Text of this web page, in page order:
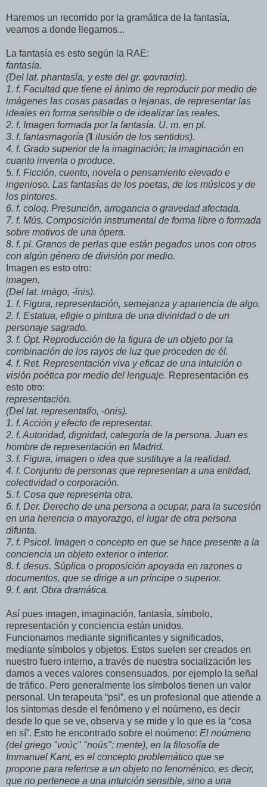
Haremos un recorrido por la gramática de la fantasía,
veamos a donde llegamos...
La fantasía es esto según la RAE:
fantasía.
(Del lat. phantasĭa, y este del gr. φαντασία).
1. f. Facultad que tiene el ánimo de reproducir por medio de
imágenes las cosas pasadas o lejanas, de representar las
ideales en forma sensible o de idealizar las reales.
2. f. Imagen formada por la fantasía. U. m. en pl.
3. f. fantasmagoría (‖ ilusión de los sentidos).
4. f. Grado superior de la imaginación; la imaginación en
cuanto inventa o produce.
5. f. Ficción, cuento, novela o pensamiento elevado e
ingenioso. Las fantasías de los poetas, de los músicos y de
los pintores.
6. f. coloq. Presunción, arrogancia o gravedad afectada.
7. f. Mús. Composición instrumental de forma libre o formada
sobre motivos de una ópera.
8. f. pl. Granos de perlas que están pegados unos con otros
con algún género de división por medio.
Imagen es esto otro:
imagen.
(Del lat. imāgo, -ĭnis).
1. f. Figura, representación, semejanza y apariencia de algo.
2. f. Estatua, efigie o pintura de una divinidad o de un
personaje sagrado.
3. f. Ópt. Reproducción de la figura de un objeto por la
combinación de los rayos de luz que proceden de él.
4. f. Ret. Representación viva y eficaz de una intuición o
visión poética por medio del lenguaje. Representación es
esto otro:
representación.
(Del lat. representatĭo, -ōnis).
1. f. Acción y efecto de representar.
2. f. Autoridad, dignidad, categoría de la persona. Juan es
hombre de representación en Madrid.
3. f. Figura, imagen o idea que sustituye a la realidad.
4. f. Conjunto de personas que representan a una entidad,
colectividad o corporación.
5. f. Cosa que representa otra.
6. f. Der. Derecho de una persona a ocupar, para la sucesión
en una herencia o mayorazgo, el lugar de otra persona
difunta.
7. f. Psicol. Imagen o concepto en que se hace presente a la
conciencia un objeto exterior o interior.
8. f. desus. Súplica o proposición apoyada en razones o
documentos, que se dirige a un príncipe o superior.
9. f. ant. Obra dramática.
Así pues imagen, imaginación, fantasía, símbolo,
representación y conciencia están unidos.
Funcionamos mediante significantes y significados,
mediante símbolos y objetos. Estos suelen ser creados en
nuestro fuero interno, a través de nuestra socialización les
damos a veces valores consensuados, por ejemplo la señal
de tráfico. Pero generalmente los símbolos tienen un valor
personal. Un terapeuta “psi”, es un profesional que atiende a
los síntomas desde el fenómeno y el noúmeno, es decir
desde lo que se ve, observa y se mide y lo que es la “cosa
en sí”. Esto he encontrado sobre el noúmeno: El noúmeno
(del griego "νούς" "noús": mente), en la filosofía de
Immanuel Kant, es el concepto problemático que se
propone para referirse a un objeto no fenoménico, es decir,
que no pertenece a una intuición sensible, sino a una